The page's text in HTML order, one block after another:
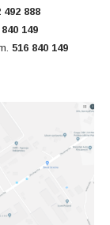
492 888
149
516 840 149